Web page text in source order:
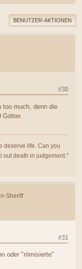
BENUTZER-AKTIONEN
#30
too much, denn die
Götter.
deserve life. Can you
out death in judgement."
Sheriff
#31
oder "römisierte"